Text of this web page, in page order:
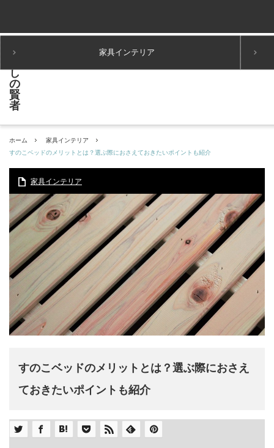
家具インテリア
ホーム
家具インテリア
すのこベッドのメリットとは？選ぶ際におさえておきたいポイントも紹介
家具インテリア
すのこベッドのメリットとは？選ぶ際におさえ
ておきたいポイントも紹介